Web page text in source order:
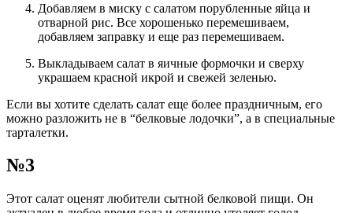
Добавляем в миску с салатом порубленные яйца и
отварной рис. Все хорошенько перемешиваем,
добавляем заправку и еще раз перемешиваем.
Выкладываем салат в яичные формочки и сверху
украшаем красной икрой и свежей зеленью.
Если вы хотите сделать салат еще более праздничным, его
можно разложить не в “белковые лодочки”, а в специальные
тарталетки.
№3
Этот салат оценят любители сытной белковой пищи. Он